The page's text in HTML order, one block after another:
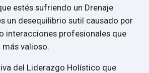
estés sufriendo un Drenaje
un desequilibrio sutil causado por
interacciones profesionales que
valioso.
del Liderazgo Holístico que